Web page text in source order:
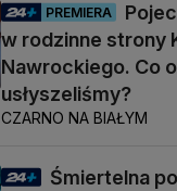
PREMIERA
w rodzinne strony
Nawrockiego. Co
usłyszeliśmy?
CZARNO NA BIAŁYM
Śmiertelna